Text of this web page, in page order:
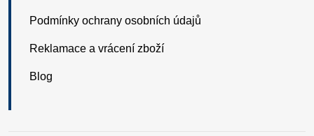
Podmínky ochrany osobních údajů
Reklamace a vrácení zboží
Blog